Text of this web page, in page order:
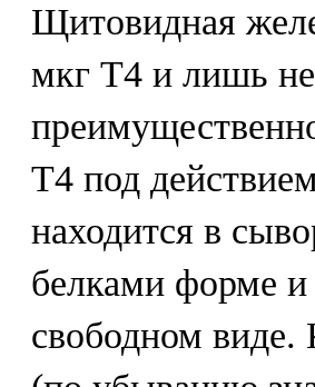
Щитовидная
мкг Т4 и лишь
Т4 под
находится в
белками форме и
свободном виде.